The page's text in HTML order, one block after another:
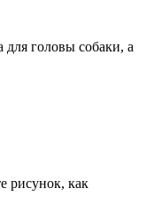
для головы собаки, а
рисунок, как